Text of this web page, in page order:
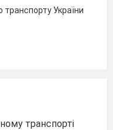
України
транспорті